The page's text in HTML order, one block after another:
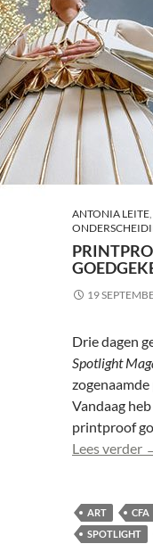
ANTONIA LEITE,
19
Drie dagen
Spotlight
Vandaag
printproof
Lees verder
ART CFA
SPOTLIGHT